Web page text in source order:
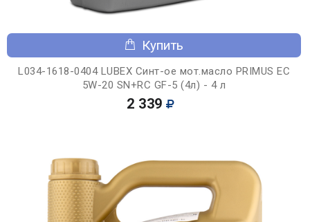
Купить
L034-1618-0404 LUBEX Синт-ое мот.масло PRIMUS EC
5W-20 SN+RC GF-5 (4л) - 4 л
2 339